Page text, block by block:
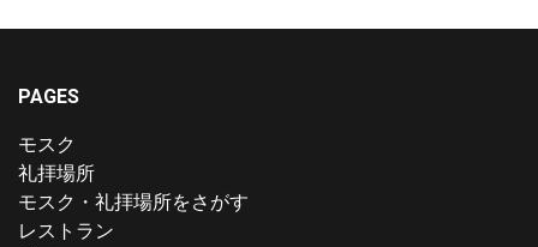
PAGES
モスク
礼拝場所
モスク・礼拝場所をさがす
レストラン